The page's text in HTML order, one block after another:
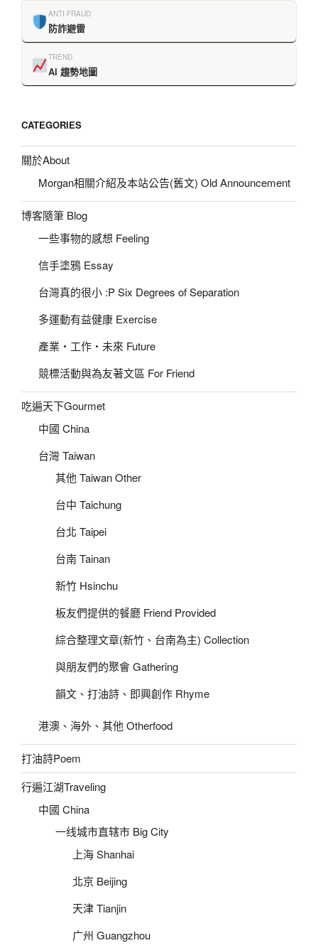
ANTI-FRAUD
防詐避雷
TREND
AI 趨勢地圖
CATEGORIES
關於About
Morgan相關介紹及本站公告(舊文) Old Announcement
博客隨筆 Blog
一些事物的感想 Feeling
信手塗鴉 Essay
台灣真的很小 :P Six Degrees of Separation
多運動有益健康 Exercise
產業‧工作‧未來 Future
競標活動與為友著文區 For Friend
吃遍天下Gourmet
中國 China
台灣 Taiwan
其他 Taiwan Other
台中 Taichung
台北 Taipei
台南 Tainan
新竹 Hsinchu
板友們提供的餐廳 Friend Provided
綜合整理文章(新竹、台南為主) Collection
與朋友們的聚會 Gathering
韻文、打油詩、即興創作 Rhyme
港澳、海外、其他 Otherfood
打油詩Poem
行遍江湖Traveling
中國 China
一线城市直辖市 Big City
上海 Shanhai
北京 Beijing
天津 Tianjin
广州 Guangzhou